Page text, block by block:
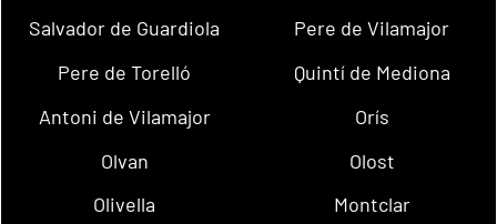
Salvador de Guardiola
Pere de Vilamajor
Pere de Torelló
Quintí de Mediona
Antoni de Vilamajor
Orís
Olvan
Olost
Olivella
Montclar